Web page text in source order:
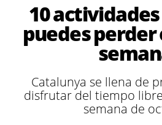
10
puedes perder
Catalunya se llena de
disfrutar del tiempo
semana de